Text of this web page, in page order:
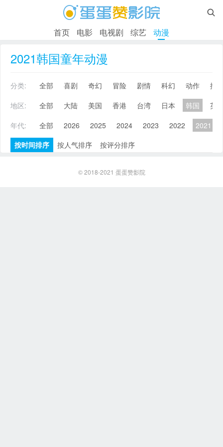

首页 电影 电视剧 综艺 动漫
2021韩国童年动漫
分类: 全部 喜剧 奇幻 冒险 剧情 科幻 动作
搞
地区:
全部 大陆 美国 香港 台湾 日本 韩国
英
年代:
全部 2026 2025 2024 2023 2022 2021
按时间排序
按人气排序 按评分排序
© 2018-2021 蛋蛋赞影院